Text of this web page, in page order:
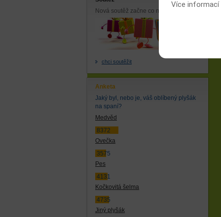
Nová soutěž začne co nejdříve.
chci soutěžit
Anketa
Jaký byl, nebo je, váš oblíbený plyšák
na spaní?
Medvěd
8372
Ovečka
3575
Pes
4131
Kočkovitá šelma
4735
Jiný plyšák
Více informací